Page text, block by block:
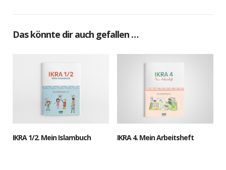
Das könnte dir auch gefallen …
IKRA 1/2. Mein Islambuch IKRA 4. Mein Arbeitsheft